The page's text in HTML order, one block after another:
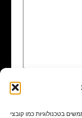
בטכנולוגיות כמו קובצי